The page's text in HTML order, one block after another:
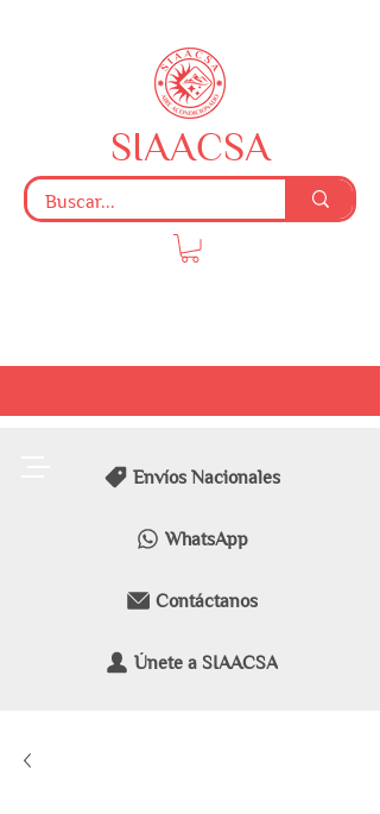
Envíos Nacionales
WhatsApp
Contáctanos
Únete a SIAACSA
SIAACSA